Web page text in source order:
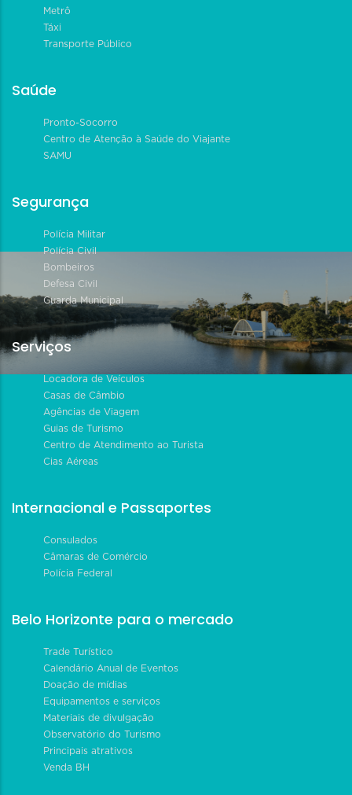
Metrô
Táxi
Transporte Público
Saúde
Pronto-Socorro
Centro de Atenção à Saúde do Viajante
SAMU
Segurança
Polícia Militar
Polícia Civil
Bombeiros
Defesa Civil
Guarda Municipal
Serviços
Locadora de Veículos
Casas de Câmbio
Agências de Viagem
Guias de Turismo
Centro de Atendimento ao Turista
Cias Aéreas
Internacional e Passaportes
Consulados
Câmaras de Comércio
Polícia Federal
Belo Horizonte para o mercado
Trade Turístico
Calendário Anual de Eventos
Doação de mídias
Equipamentos e serviços
Materiais de divulgação
Observatório do Turismo
Principais atrativos
Venda BH